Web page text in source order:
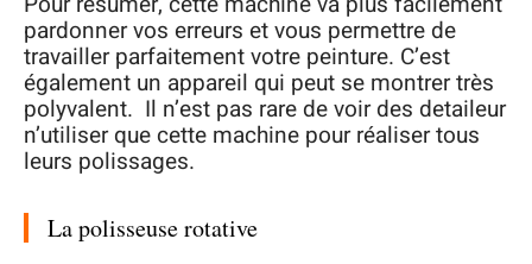
pardonner vos erreurs et vous permettre de
travailler parfaitement votre peinture. C’est
également un appareil qui peut se montrer très
polyvalent. Il n’est pas rare de voir des detaileur
n’utiliser que cette machine pour réaliser tous
leurs polissages.
La polisseuse rotative